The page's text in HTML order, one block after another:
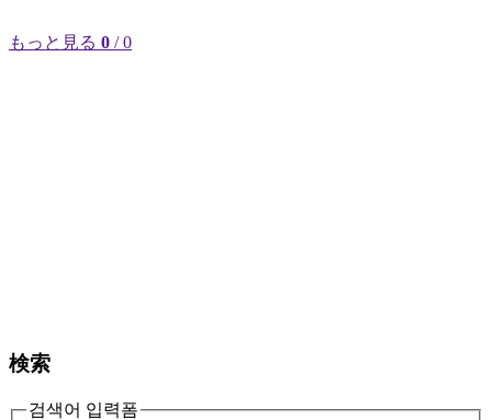
もっと見る 0 / 0
検索
검색어 입력폼